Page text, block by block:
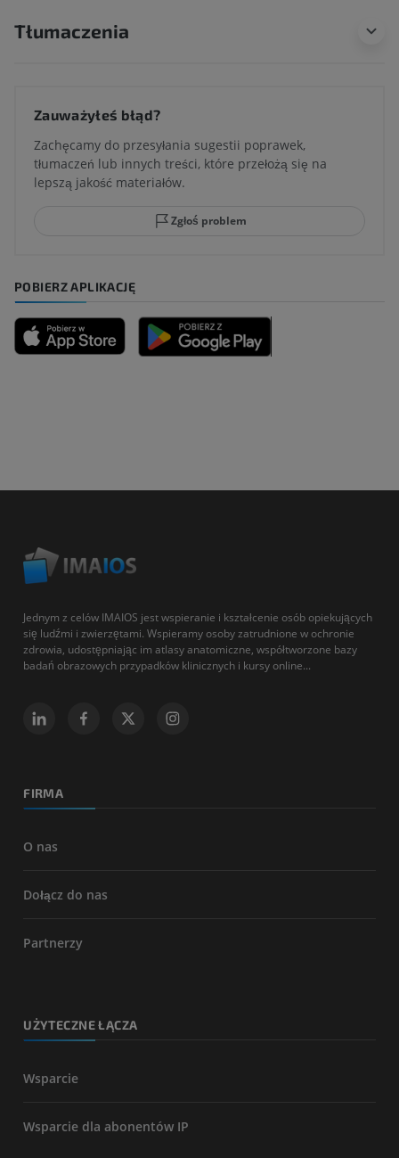
Tłumaczenia
Zauważyłeś błąd?
Zachęcamy do przesyłania sugestii poprawek,
tłumaczeń lub innych treści, które przełożą się na
lepszą jakość materiałów.
Zgłoś problem
POBIERZ APLIKACJĘ
Jednym z celów IMAIOS jest wspieranie i kształcenie osób opiekujących
się ludźmi i zwierzętami. Wspieramy osoby zatrudnione w ochronie
zdrowia, udostępniając im atlasy anatomiczne, współtworzone bazy
badań obrazowych przypadków klinicznych i kursy online...
FIRMA
O nas
Dołącz do nas
Partnerzy
UŻYTECZNE ŁĄCZA
Wsparcie
Wsparcie dla abonentów IP